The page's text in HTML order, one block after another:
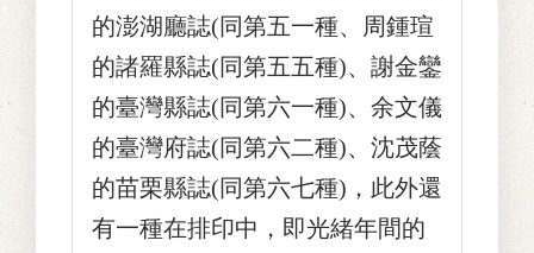
的澎湖廳誌(同第五一種、周鍾瑄
的諸羅縣誌(同第五五種)、謝金鑾
的臺灣縣誌(同第六一種)、余文儀
的臺灣府誌(同第六二種)、沈茂蔭
的苗栗縣誌(同第六七種)，此外還
有一種在排印中，即光緒年間的